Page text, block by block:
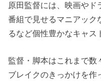
原田監督には、映画やド
番組で見せるマニアック
るなど個性豊かなキャス
監督・脚本はこれまで数
ブレイクのきっかけを作